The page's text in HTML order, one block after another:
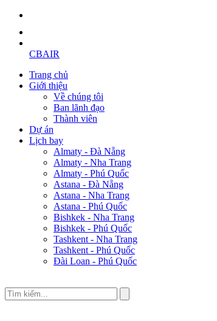
CBAIR
Trang chủ
Giới thiệu
Về chúng tôi
Ban lãnh đạo
Thành viên
Dự án
Lịch bay
Almaty - Đà Nẵng
Almaty - Nha Trang
Almaty - Phú Quốc
Astana - Đà Nẵng
Astana - Nha Trang
Astana - Phú Quốc
Bishkek - Nha Trang
Bishkek - Phú Quốc
Tashkent - Nha Trang
Tashkent - Phú Quốc
Đài Loan - Phú Quốc